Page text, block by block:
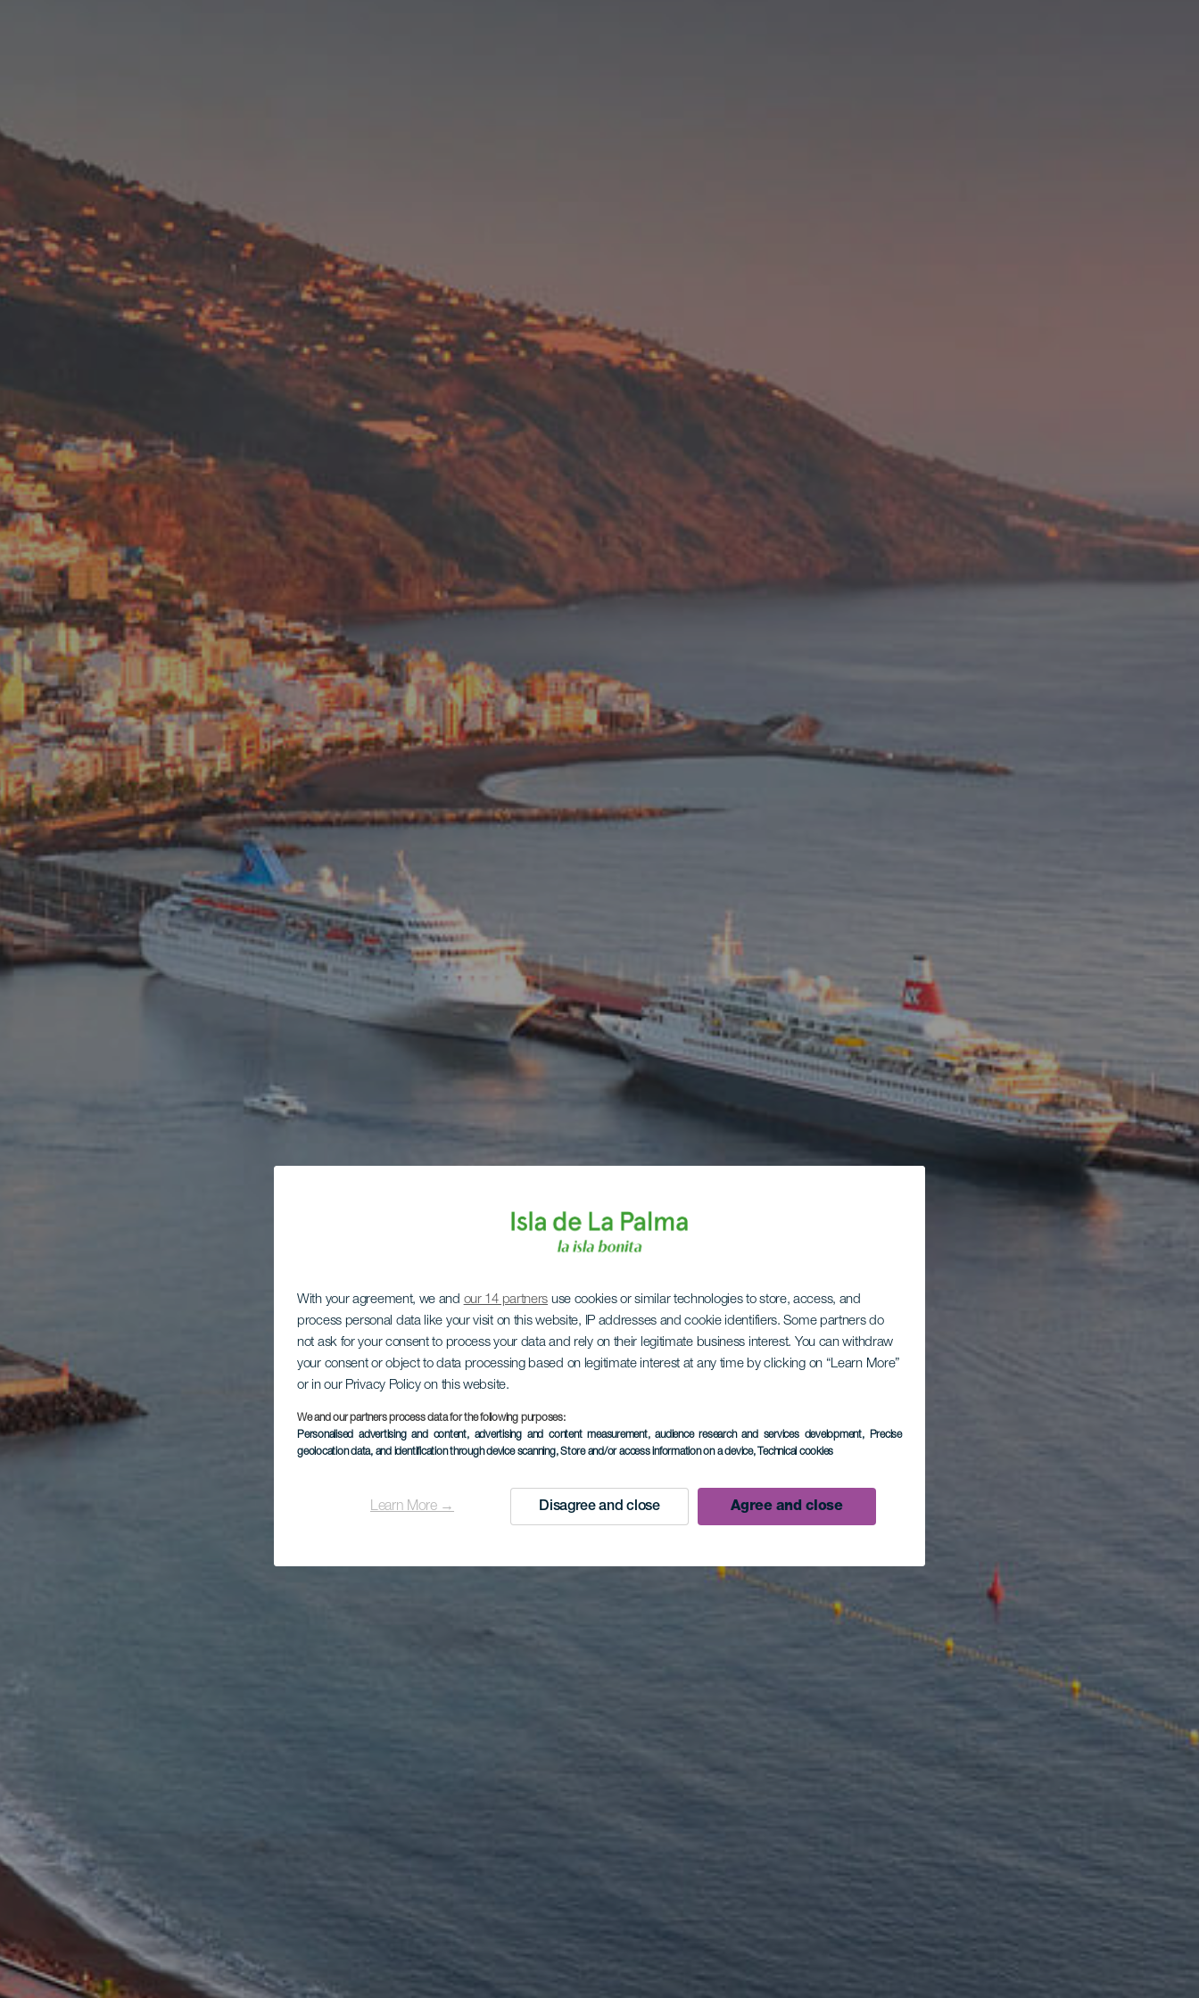
With your agreement, we and our 14 partners use cookies or similar technologies to store, access, and
process personal data like your visit on this website, IP addresses and cookie identifiers. Some partners do
not ask for your consent to process your data and rely on their legitimate business interest. You can withdraw
your consent or object to data processing based on legitimate interest at any time by clicking on “Learn More”
or in our Privacy Policy on this website.
We and our partners process data for the following purposes:
Personalised advertising and content, advertising and content measurement, audience research and services development, Precise
geolocation data, and identification through device scanning, Store and/or access information on a device, Technical cookies
Learn More → Disagree and close Agree and close